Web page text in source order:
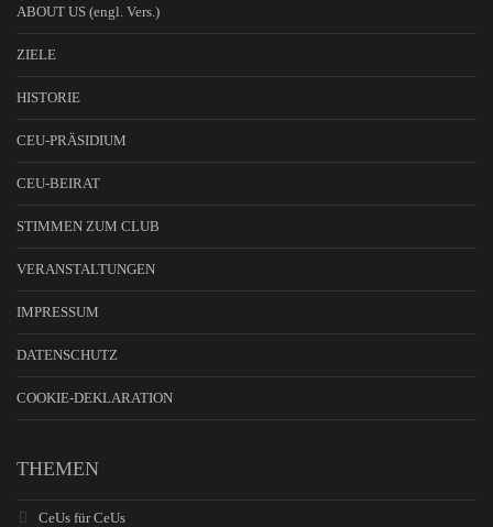
ABOUT US (engl. Vers.)
ZIELE
HISTORIE
CEU-PRÄSIDIUM
CEU-BEIRAT
STIMMEN ZUM CLUB
VERANSTALTUNGEN
IMPRESSUM
DATENSCHUTZ
COOKIE-DEKLARATION
THEMEN
CeUs für CeUs